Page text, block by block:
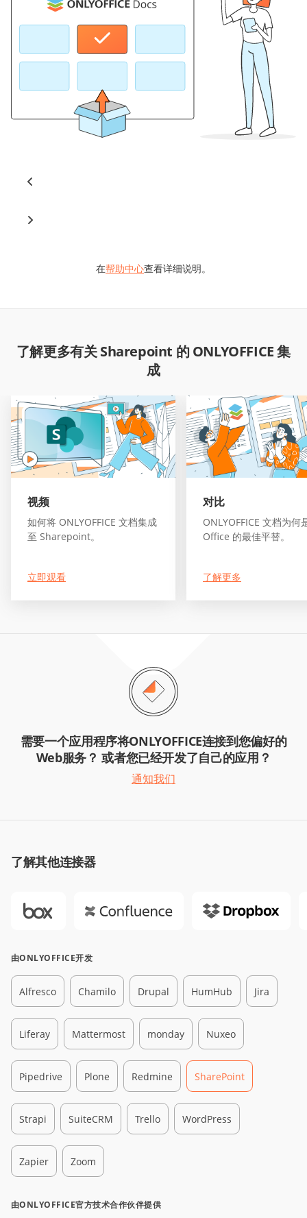
在帮助中心查看详细说明。
了解更多有关 Sharepoint 的 ONLYOFFICE 集
成
视频
如何将 ONLYOFFICE 文档集成
至 Sharepoint。
立即观看
对比
ONLYOFFICE 文档为何
Office 的最佳平替。
了解更多
需要一个应用程序将ONLYOFFICE连接到您偏好的
Web服务？ 或者您已经开发了自己的应用？
通知我们
了解其他连接器
由ONLYOFFICE开发
Alfresco Chamilo Drupal HumHub Jira
Liferay Mattermost monday Nuxeo
Pipedrive Plone Redmine SharePoint
Strapi SuiteCRM Trello WordPress
Zapier Zoom
由ONLYOFFICE官方技术合作伙伴提供